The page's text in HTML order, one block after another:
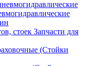
Запчасти для